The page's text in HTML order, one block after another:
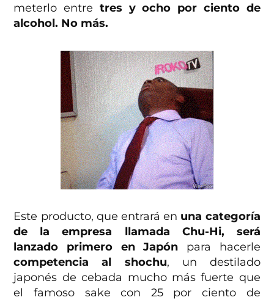
meterlo entre tres y ocho por ciento de
alcohol. No más.
Este producto, que entrará en una categoría
de la empresa llamada Chu-Hi, será
lanzado primero en Japón para hacerle
competencia al shochu, un destilado
japonés de cebada mucho más fuerte que
el famoso sake con 25 por ciento de